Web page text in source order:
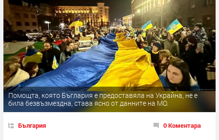
Помощта, която Бъглария е предоставяла на Украйна, не е
била безвъзмездна, става ясно от данните на МО.
България 0 Коментара